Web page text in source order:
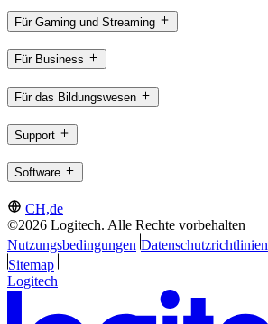
Für Gaming und Streaming
Für Business
Für das Bildungswesen
Support
Software
CH,de
©2026 Logitech. Alle Rechte vorbehalten
Nutzungsbedingungen Datenschutzrichtlinien
Sitemap
Logitech